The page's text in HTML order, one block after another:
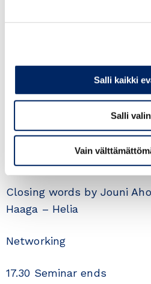
Salli kaikki
Salli
Vain
Pirkko Autio,Business
Katja Boutou, Chair of
UAE
Closing words by Jouni
Haaga – Helia
Networking
17.30 Seminar ends